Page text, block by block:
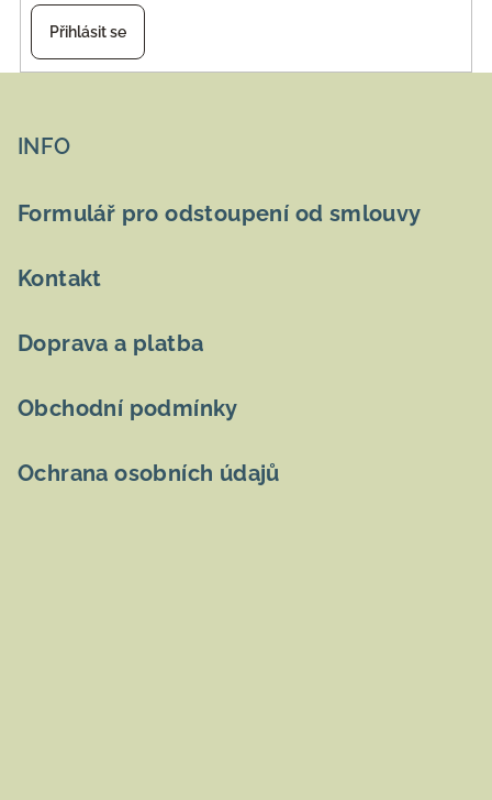
Přihlásit se
INFO
Formulář pro odstoupení od smlouvy
Kontakt
Doprava a platba
Obchodní podmínky
Ochrana osobních údajů